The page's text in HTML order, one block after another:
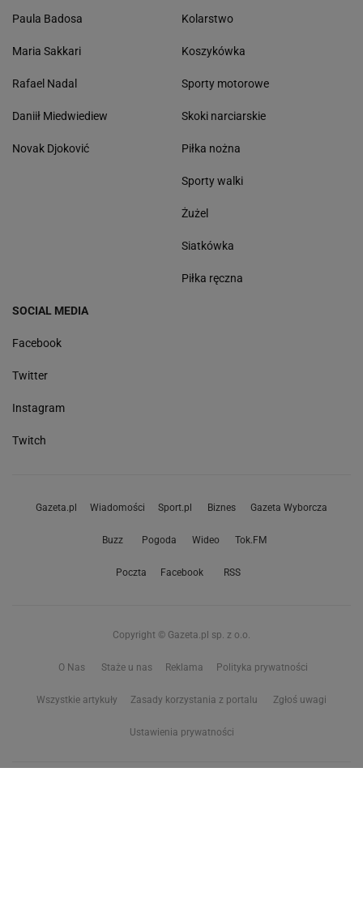
Paula Badosa
Maria Sakkari
Rafael Nadal
Daniił Miedwiediew
Novak Djoković
Kolarstwo
Koszykówka
Sporty motorowe
Skoki narciarskie
Piłka nożna
Sporty walki
Żużel
Siatkówka
Piłka ręczna
SOCIAL MEDIA
Facebook
Twitter
Instagram
Twitch
Gazeta.pl Wiadomości Sport.pl Biznes Gazeta Wyborcza
Buzz Pogoda Wideo Tok.FM
Poczta Facebook RSS
Copyright © Gazeta.pl sp. z o.o.
O Nas Staże u nas Reklama Polityka prywatności
Wszystkie artykuły Zasady korzystania z portalu Zgłoś uwagi
Ustawienia prywatności